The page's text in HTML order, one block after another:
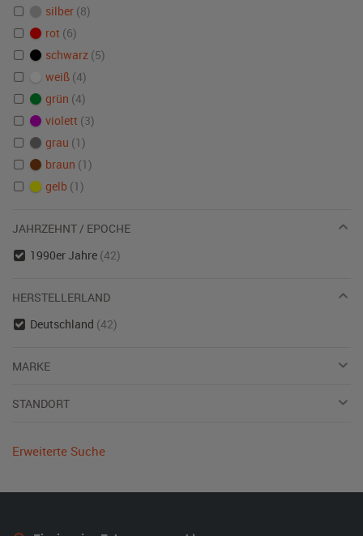
silber (8)
rot (6)
schwarz (5)
weiß (4)
grün (4)
violett (3)
grau (1)
braun (1)
gelb (1)
JAHRZEHNT / EPOCHE
1990er Jahre (42)
HERSTELLERLAND
Deutschland (42)
MARKE
STANDORT
Erweiterte Suche